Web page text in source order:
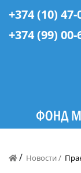
+374 (10) 47-
+374 (99) 00-
/ Новости /